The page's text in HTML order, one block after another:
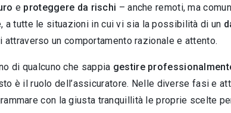
e proteggere da rischi – anche remoti, ma
a tutte le situazioni in cui vi sia la possibilità di un
attraverso un comportamento razionale e attento.
di qualcuno che sappia gestire
è il ruolo dell’assicuratore. Nelle diverse fasi e
con la giusta tranquillità le proprie scelte